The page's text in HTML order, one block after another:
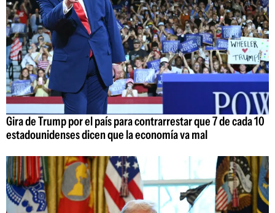
Gira de Trump por el país para contrarrestar que 7 de cada 10
estadounidenses dicen que la economía va mal